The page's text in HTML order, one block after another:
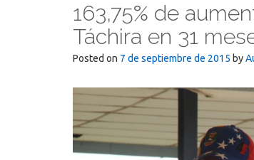
163,75% de
Táchira en 31
Posted on 7 de septiembre de 2015 by